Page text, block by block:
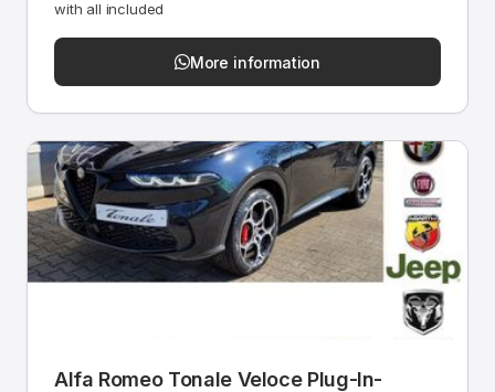
with all included
More information
Alfa Romeo Tonale Veloce Plug-In-